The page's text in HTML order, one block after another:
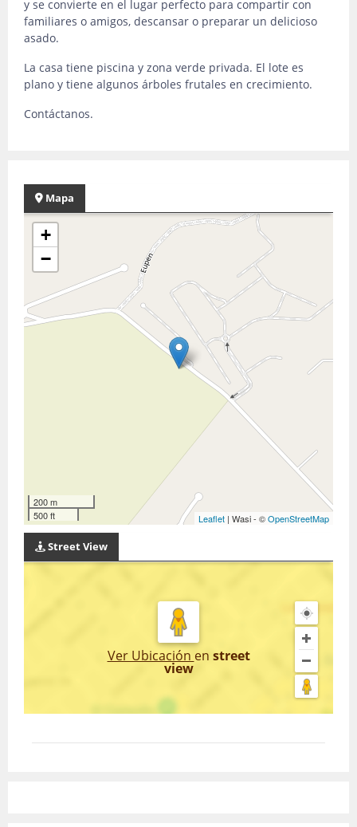
y se convierte en el lugar perfecto para compartir con
familiares o amigos, descansar o preparar un delicioso
asado.
La casa tiene piscina y zona verde privada. El lote es
plano y tiene algunos árboles frutales en crecimiento.
Contáctanos.
Mapa
+
−
200 m
500 ft
Leaflet | Wasi - ©OpenStreetMap
Street View
Ver Ubicación en street
view